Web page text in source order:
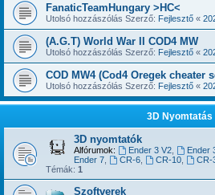
FanaticTeamHungary >HC<
Utolsó hozzászólás Szerző: Fejlesztő «
(A.G.T) World War II COD4 MW
Utolsó hozzászólás Szerző: Fejlesztő «
COD MW4 (Cod4 Oregek cheater
Utolsó hozzászólás Szerző: Fejlesztő «
3D Nyomtatás
3D nyomtatók
Alfórumok: Ender 3 V2, Ender
Ender 7
CR-6, CR-10,
CR-
Témák: 1
Szoftverek